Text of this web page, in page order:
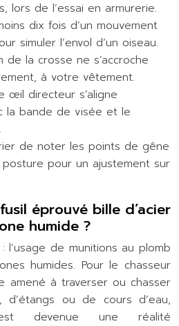
lors de l’essai en armurerie.
dix fois d’un mouvement
simuler l’envol d’un oiseau.
la crosse ne s’accroche
à votre vêtement.
œil directeur s’aligne
la bande de visée et le
de noter les points de gêne
pour un ajustement sur
éprouvé bille d’acier
humide ?
l’usage de munitions au plomb
humides. Pour le chasseur
amené à traverser ou chasser
ou de cours d’eau,
devenue une réalité